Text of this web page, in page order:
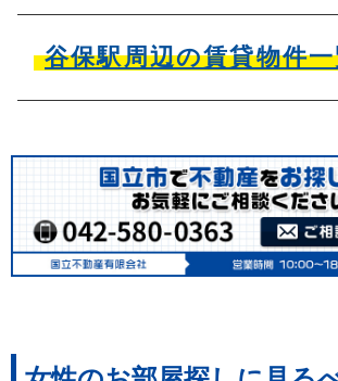
谷保駅周辺の賃貸物件